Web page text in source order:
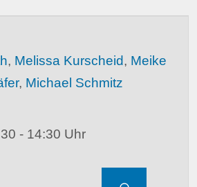
, Melissa Kurscheid, Meike
, Michael Schmitz
- 14:30 Uhr